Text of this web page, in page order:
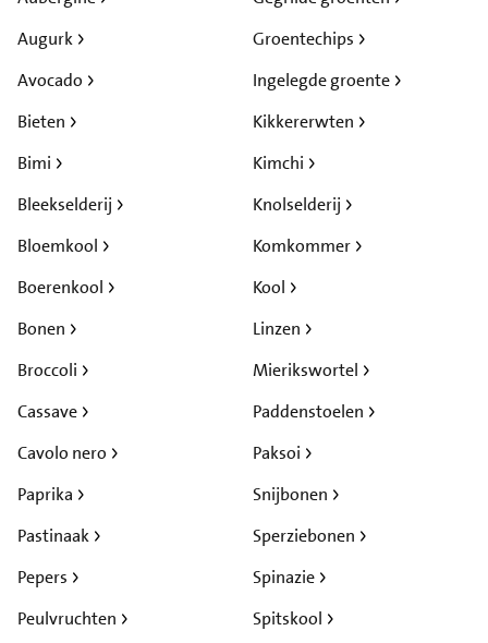
Augurk
Avocado
Bieten
Bimi
Bleekselderij
Bloemkool
Boerenkool
Bonen
Broccoli
Cassave
Cavolo nero
Groentechips
Ingelegde groente
Kikkererwten
Kimchi
Knolselderij
Komkommer
Kool
Linzen
Mierikswortel
Paddenstoelen
Paksoi
Paprika
Pastinaak
Pepers
Peulvruchten
Snijbonen
Sperziebonen
Spinazie
Spitskool